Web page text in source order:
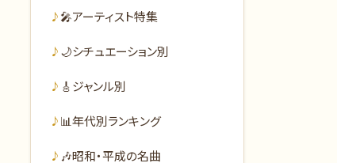
🎤アーティスト特集
🌙シチュエーション別
🎸ジャンル別
📊年代別ランキング
🎶昭和・平成の名曲